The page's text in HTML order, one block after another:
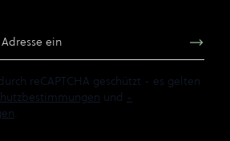
reCAPTCHA geschützt - es gelten
und -
.